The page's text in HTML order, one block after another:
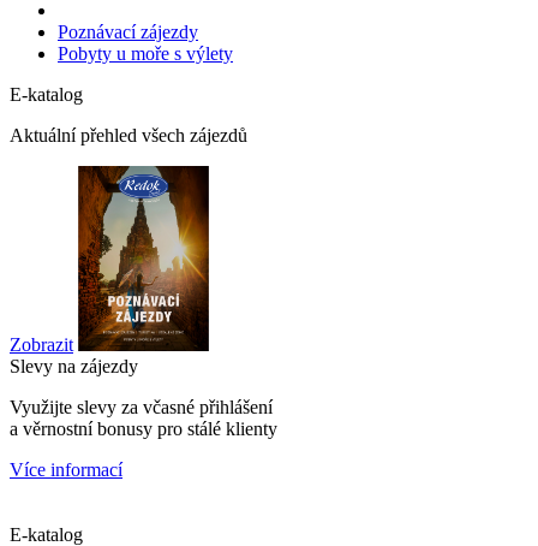
Poznávací zájezdy
Pobyty u moře s výlety
E-katalog
Aktuální přehled všech zájezdů
Zobrazit
Slevy na zájezdy
Využijte slevy za včasné přihlášení
a věrnostní bonusy pro stálé klienty
Více informací
E-katalog